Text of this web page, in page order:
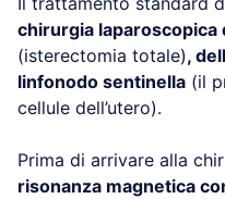
chirurgia laparoscopica
(isterectomia totale),
linfonodo sentinella (il
cellule dell’utero).
Prima di arrivare alla
risonanza magnetica